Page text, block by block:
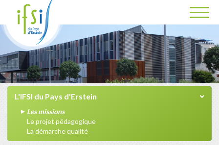
L'IFSI du Pays d'Erstein
Les missions
Le projet pédagogique
La démarche qualité